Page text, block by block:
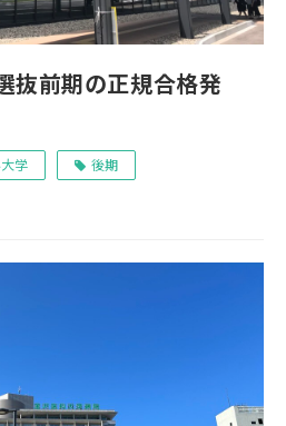
抜前期の正規合格発
学 後期